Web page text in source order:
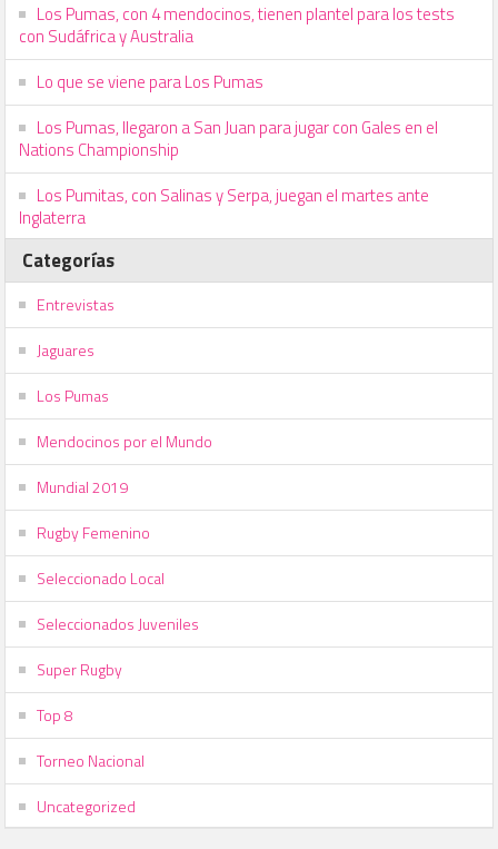
Los Pumas, con 4 mendocinos, tienen plantel para los tests
con Sudáfrica y Australia
Lo que se viene para Los Pumas
Los Pumas, llegaron a San Juan para jugar con Gales en el
Nations Championship
Los Pumitas, con Salinas y Serpa, juegan el martes ante
Inglaterra
Categorías
Entrevistas
Jaguares
Los Pumas
Mendocinos por el Mundo
Mundial 2019
Rugby Femenino
Seleccionado Local
Seleccionados Juveniles
Super Rugby
Top 8
Torneo Nacional
Uncategorized